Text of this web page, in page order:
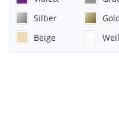
Silber
Beige